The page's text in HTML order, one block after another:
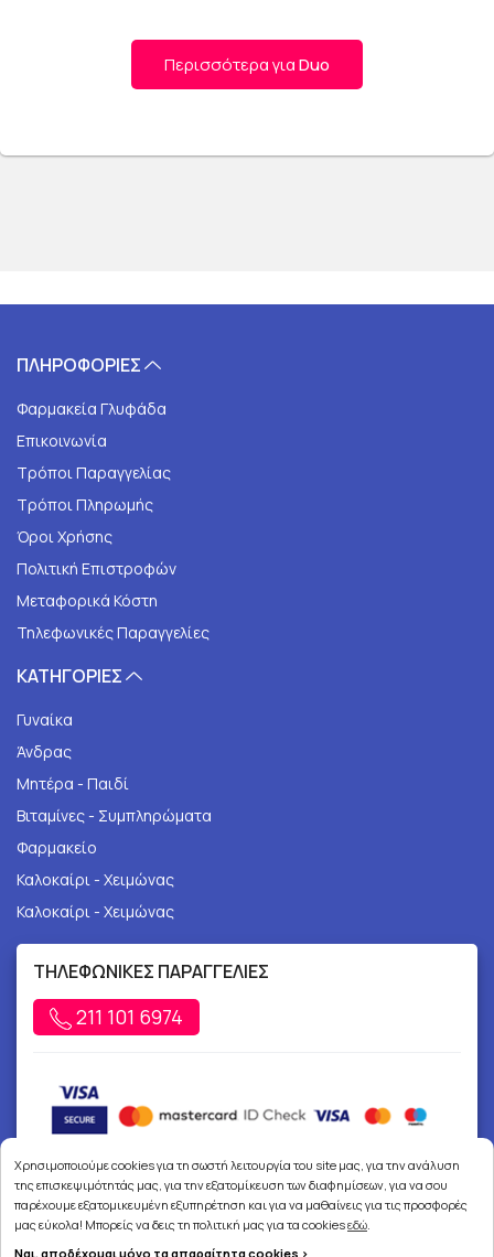
κατασκευάσει περεταίρω μίατεράστια ποικιλία
προφυλακτικών
που μπορούν να συνδυάσουν
καταναλωτή.
Περισσότερα γιαDuo
ΠΛΗΡΟΦΟΡΙΕΣ
Φαρμακεία Γλυφάδα
Επικοινωνία
Τρόποι Παραγγελίας
Τρόποι Πληρωμής
Όροι Χρήσης
Πολιτική Επιστροφών
Μεταφορικά Κόστη
Τηλεφωνικές Παραγγελίες
ΚΑΤΗΓΟΡΙΕΣ
Γυναίκα
Άνδρας
Μητέρα - Παιδί
Βιταμίνες - Συμπληρώματα
Φαρμακείο
Καλοκαίρι - Χειμώνας
Καλοκαίρι - Χειμώνας
ΤΗΛΕΦΩΝΙΚΕΣ ΠΑΡΑΓΓΕΛΙΕΣ
211 101 6974
Χρησιμοποιούμε cookies για τη σωστή λειτουργία του site μας, για την ανάλυση
της επισκεψιμότητάς μας, για την εξατομίκευση των διαφημίσεων, για να σου
παρέχουμε εξατομικευμένη εξυπηρέτηση και για να μαθαίνεις για τις προσφορές
μας εύκολα! Μπορείς να δεις τη πολιτική μας για τα cookiesεδώ.
Ναι, αποδέχομαι μόνο τα απαραίτητα cookies >